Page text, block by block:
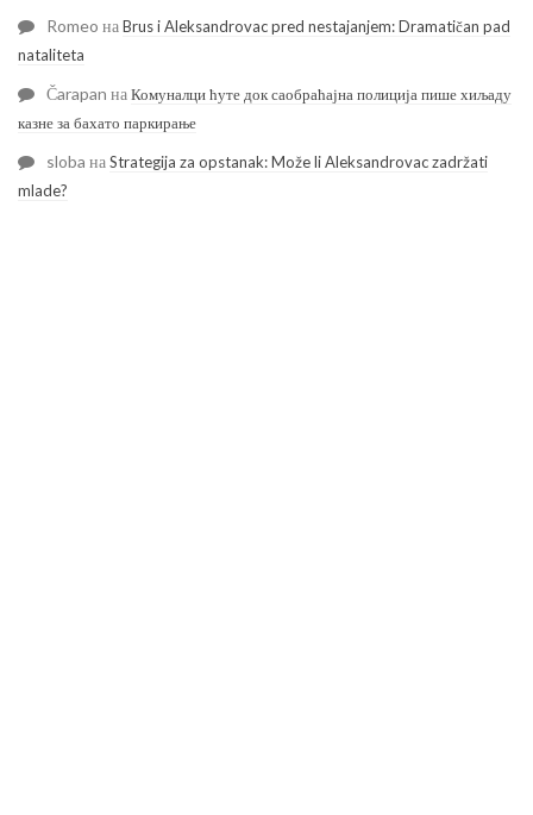
Romeo наBrus i Aleksandrovac pred nestajanjem: Dramatičan pad
nataliteta
Čarapan наКомуналци ћуте док саобраћајна полиција пише хиљаду
казне за бахато паркирање
sloba наStrategija za opstanak: Može li Aleksandrovac zadržati
mlade?